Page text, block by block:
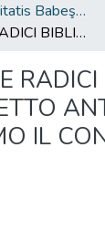
Studia Universitatis Babeş-Bolyai Theologia Catholica
Γνώμη – LE RADICI BIBLICHE DI UN CONCETTO ANTROPOLOGICO DI MASSIMO IL CONFESSORE
RADICI
IL